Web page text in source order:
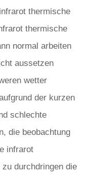
thermische
thermische
normal arbeiten
aussetzen
wetter
der kurzen
schlechte
die beobachtung
infrarot
durchdringen die